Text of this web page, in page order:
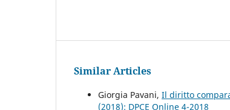
Similar Articles
Giorgia Pavani, Il diritto
(2018): DPCE Online 4-2018